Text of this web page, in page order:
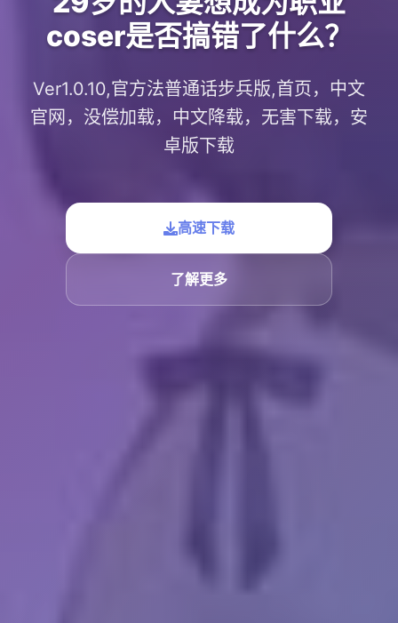
coser是否搞错了什么？
Ver1.0.10,官方法普通话步兵版,首页，中文
官网，没偿加载，中文降载，无害下载，安
卓版下载
高速下载
了解更多